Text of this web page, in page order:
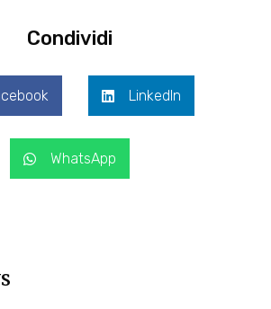
Condividi
LinkedIn
WhatsApp